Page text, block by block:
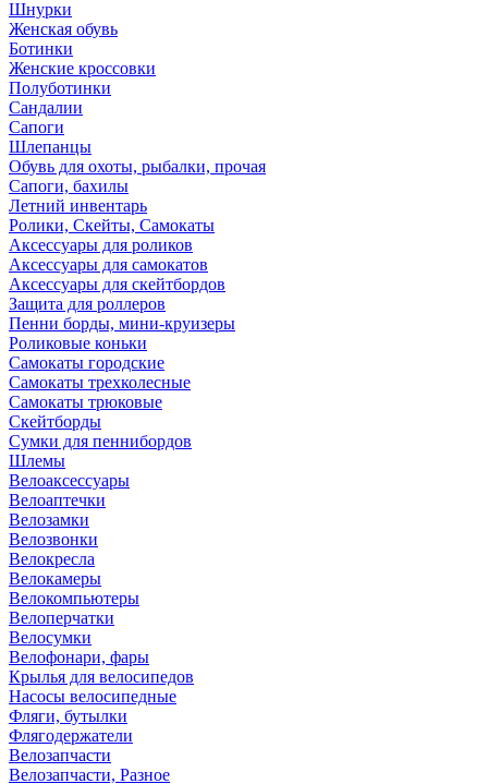
Шнурки
Женская обувь
Ботинки
Женские кроссовки
Полуботинки
Сандалии
Сапоги
Шлепанцы
Обувь для охоты, рыбалки, прочая
Сапоги, бахилы
Летний инвентарь
Ролики, Скейты, Самокаты
Аксессуары для роликов
Аксессуары для самокатов
Аксессуары для скейтбордов
Защита для роллеров
Пенни борды, мини-круизеры
Роликовые коньки
Самокаты городские
Самокаты трехколесные
Самокаты трюковые
Скейтборды
Сумки для пеннибордов
Шлемы
Велоаксессуары
Велоаптечки
Велозамки
Велозвонки
Велокресла
Велокамеры
Велокомпьютеры
Велоперчатки
Велосумки
Велофонари, фары
Крылья для велосипедов
Насосы велосипедные
Фляги, бутылки
Флягодержатели
Велозапчасти
Велозапчасти, Разное